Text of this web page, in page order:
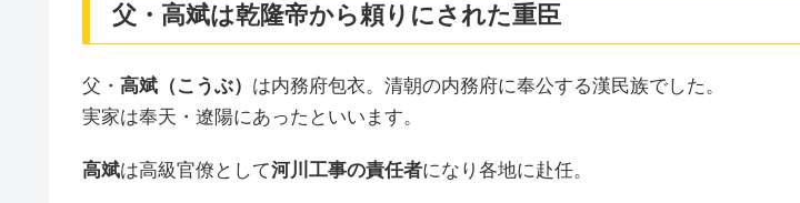
父・高斌は乾隆帝から頼りにされた重臣
父・ 高斌（こうぶ） は内務府包衣。清朝の内務府に奉公する漢民族でした。
実家は奉天・遼陽にあったといいます。
高斌は高級官僚として河川工事の責任者になり各地に赴任。